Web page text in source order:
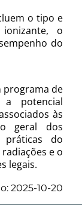
o tipo e
o
do
programa de
potencial
às
geral dos
práticas do
e o
legais.
2025-10-20